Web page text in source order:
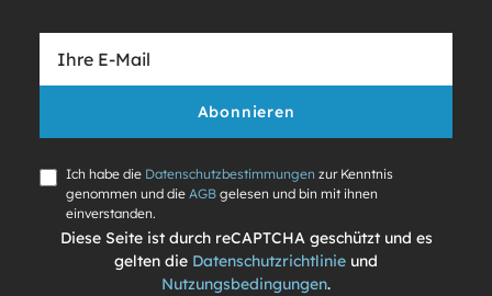
Abonnieren
Ich habe die Datenschutzbestimmungen zur Kenntnis
genommen und die AGB gelesen und bin mit ihnen
einverstanden.
Diese Seite ist durch reCAPTCHA geschützt und es
gelten die Datenschutzrichtlinie und
Nutzungsbedingungen.